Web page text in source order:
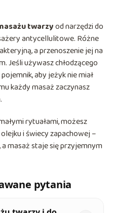
twarzyod narzędzi do
antycellulitowe. Różne
a przenoszenie jej na
Jeśli używasz chłodzącego
aby jeżyk nie miał
każdy masaż zaczynasz
rytuałami, możesz
i świecy zapachowej –
masaż staje się przyjemnym
pytania